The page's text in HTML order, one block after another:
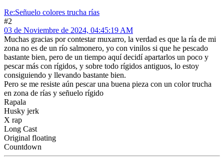
Re:Señuelo colores trucha rías
#2
03 de Noviembre de 2024, 04:45:19 AM
Muchas gracias por contestar muxarro, la verdad es que la ría de mi
zona no es de un río salmonero, yo con vinilos si que he pescado
bastante bien, pero de un tiempo aquí decidí apartarlos un poco y
pescar más con rígidos, y sobre todo rígidos antiguos, lo estoy
consiguiendo y llevando bastante bien.
Pero se me resiste aún pescar una buena pieza con un color trucha
en zona de rías y señuelo rígido
Rapala
Husky jerk
X rap
Long Cast
Original floating
Countdown